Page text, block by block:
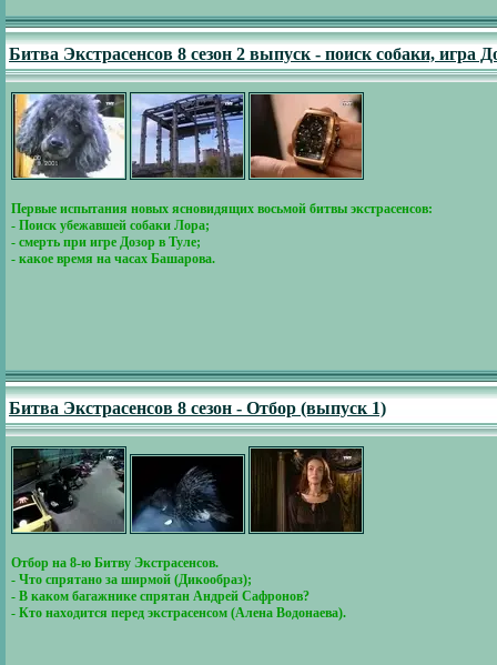
Битва Экстрасенсов 8 сезон 2 выпуск - поиск собаки, игра
Первые испытания новых ясновидящих восьмой битвы экстрасенсов:
- Поиск убежавшей собаки Лора;
- смерть при игре Дозор в Туле;
- какое время на часах Башарова.
Битва Экстрасенсов 8 сезон - Отбор (выпуск 1)
Отбор на 8-ю Битву Экстрасенсов.
- Что спрятано за ширмой (Дикообраз);
- В каком багажнике спрятан Андрей Сафронов?
- Кто находится перед экстрасенсом (Алена Водонаева).